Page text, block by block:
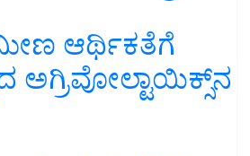
ಆರ್ಥಿಕತೆಗೆ
ಅಗ್ರಿವೋಲ್ಟಾಯಿಕ್ಸ್‌ನ